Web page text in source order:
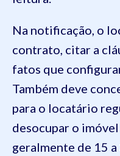
Na notificação, o
contrato, citar a
fatos que
Também deve
para o locatário
desocupar o
geralmente de 15 a